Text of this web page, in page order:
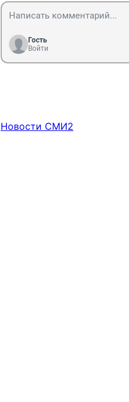
Гость
Войти
Новости СМИ2